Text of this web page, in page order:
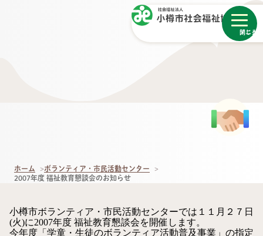
メニュー
閉じる
ホーム
ボランティア・市民活動センター
2007年度 福祉教育懇談会のお知らせ
小樽市ボランティア・市民活動センターでは１１月２７日
(火)に2007年度 福祉教育懇談会を開催します。
今年度「学童・生徒のボランティア活動普及事業」の指定